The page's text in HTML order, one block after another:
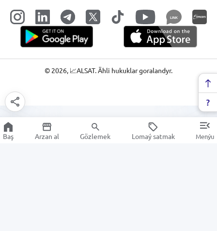
LINK
© 2026, 📈ALSAT. Ähli hukuklar goralandyr.
Baş Arzan al Gözlemek Lomaý satmak Menýu